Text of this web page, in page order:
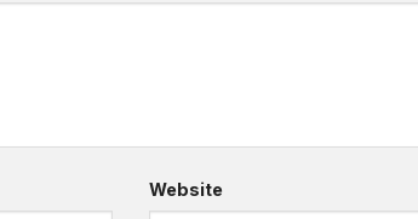
Website